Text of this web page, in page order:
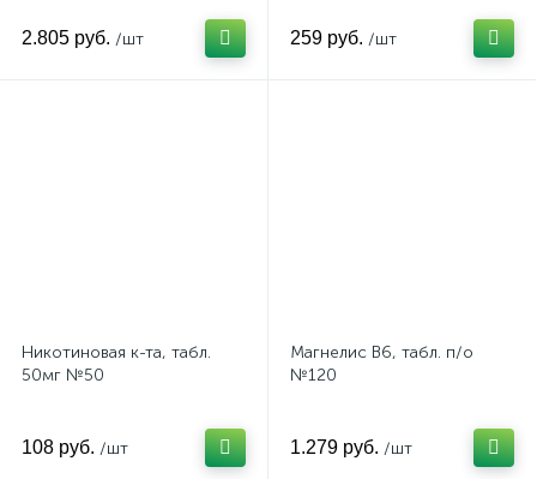
2.805 руб. /шт 259 руб. /шт
Никотиновая к-та, табл.
50мг №50
108 руб. /шт
Магнелис B6, табл. п/о
№120
1.279 руб. /шт